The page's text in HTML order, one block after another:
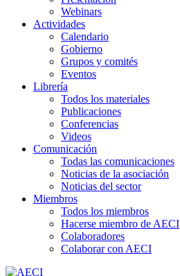
Webinars
Actividades
Calendario
Gobierno
Grupos y comités
Eventos
Librería
Todos los materiales
Publicaciones
Conferencias
Videos
Comunicación
Todas las comunicaciones
Noticias de la asociación
Noticias del sector
Miembros
Todos los miembros
Hacerse miembro de AECI
Colaboradores
Colaborar con AECI